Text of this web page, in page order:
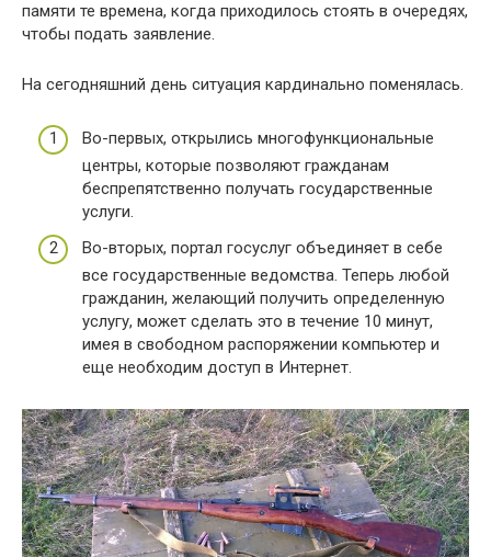
памяти те времена, когда приходилось стоять в очередях,
чтобы подать заявление.
На сегодняшний день ситуация кардинально поменялась.
Во-первых, открылись многофункциональные
центры, которые позволяют гражданам
беспрепятственно получать государственные
услуги.
Во-вторых, портал госуслуг объединяет в себе
все государственные ведомства. Теперь любой
гражданин, желающий получить определенную
услугу, может сделать это в течение 10 минут,
имея в свободном распоряжении компьютер и
еще необходим доступ в Интернет.